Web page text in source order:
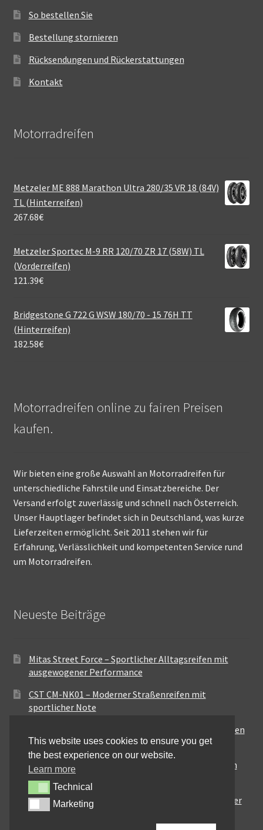
So bestellen Sie
Bestellung stornieren
Rücksendungen und Rückerstattungen
Kontakt
Motorradreifen
Metzeler ME 888 Marathon Ultra 280/35 VR 18 (84V)
TL (Hinterreifen)
267.68€
Metzeler Sportec M-9 RR 120/70 ZR 17 (58W) TL
(Vorderreifen)
121.39€
Bridgestone G 722 G WSW 180/70 - 15 76H TT
(Hinterreifen)
182.58€
Motorradreifen online zu fairen Preisen
kaufen.
Wir bieten eine große Auswahl an Motorradreifen für
unterschiedliche Fahrstile und Einsatzbereiche. Der
Versand erfolgt zuverlässig und schnell nach Österreich.
Unser Hauptlager befindet sich in Deutschland, was kurze
Lieferzeiten ermöglicht. Seit 2011 stehen wir für
Erfahrung, Verlässlichkeit und kompetenten Service rund
um Motorradreifen.
Neueste Beiträge
Mitas Street Force – Sportlicher Alltagsreifen mit
ausgewogener Performance
CST CM-NK01 – Moderner Straßenreifen mit
sportlicher Note
Maxxis MA-ST3 – Ausgewogener Sport-Touring-Reifen
für vielseitige Einsätze
Pirelli City Demon – Zuverlässigkeit für den urbanen
Alltag
Metzeler Perfect ME77 – Klassische Optik mit solider
Straßenperformance
This website uses cookies to ensure you get
the best experience on our website.
Learn more
TechnicalTechnical
MarketingMarketing